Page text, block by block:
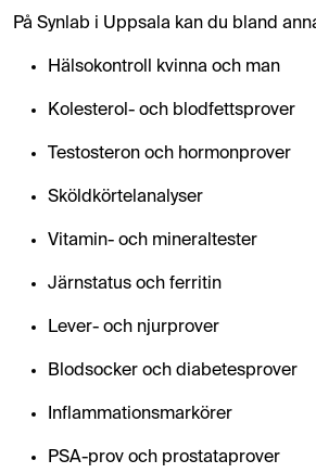
På Synlab i Uppsala kan du bland
Hälsokontroll kvinna och man
Kolesterol- och blodfettsprover
Testosteron och hormonprover
Sköldkörtelanalyser
Vitamin- och mineraltester
Järnstatus och ferritin
Lever- och njurprover
Blodsocker och diabetesprover
Inflammationsmarkörer
PSA-prov och prostataprover